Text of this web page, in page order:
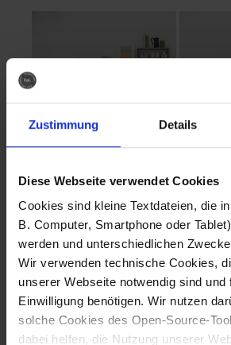
Zustimmung Details
Diese Webseite verwendet Cookies
Cookies sind kleine Textdateien, die
B. Computer, Smartphone oder
werden und unterschiedlichen
Wir verwenden technische Cookies,
unserer Webseite notwendig sind und
Einwilligung benötigen. Wir nutzen
solche Cookies des Open-Source-
dabei helfen, die Nutzung unserer
Fotografo: Lorenz
Sternbach
Download